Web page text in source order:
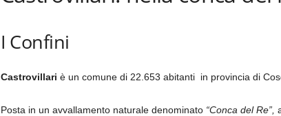
I Confini
Castrovillari è un comune di 22.653 abitanti in provincia di
Posta in un avvallamento naturale denominato “Conca del Re”,